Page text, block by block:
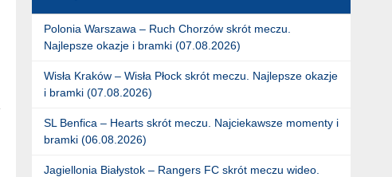
Polonia Warszawa – Ruch Chorzów skrót meczu.
Najlepsze okazje i bramki (07.08.2026)
Wisła Kraków – Wisła Płock skrót meczu. Najlepsze okazje
i bramki (07.08.2026)
SL Benfica – Hearts skrót meczu. Najciekawsze momenty i
bramki (06.08.2026)
Jagiellonia Białystok – Rangers FC skrót meczu wideo.